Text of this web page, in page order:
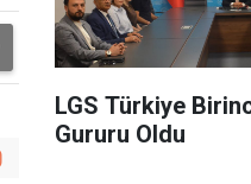
LGS Türkiye
Gururu Oldu